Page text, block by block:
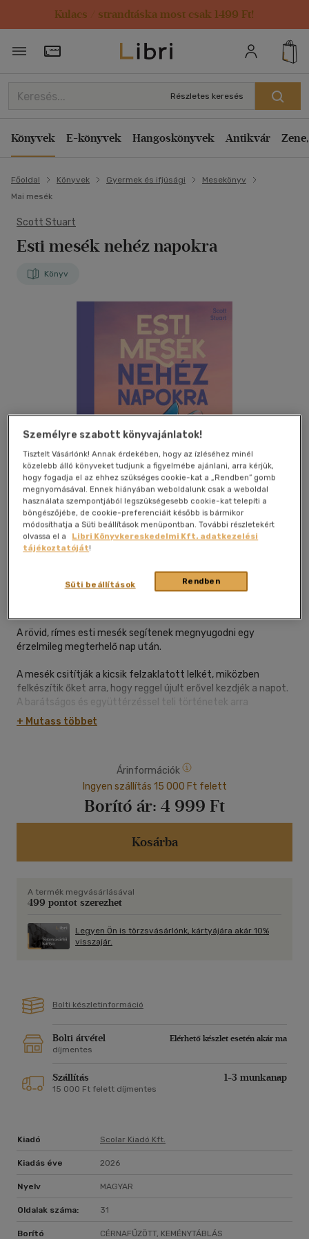
Kulacs / strandtáska most csak 1499 Ft!
Törzsvásárlói Kártya adatai
Részletes keresés
Könyvek E-könyvek Hangoskönyvek Antikvár
Főoldal Könyvek Gyermek és ifjúsági
Mesekönyv
Mai mesék
Scott Stuart
Esti mesék nehéz napokra
Könyv
Kívánságlistához adom Megosztom
Scolar Kiadó Kft.|2026|magyar nyelvű|cérnafűzött,
A rövid, rímes esti mesék segítenek megnyugodni egy
érzelmileg megterhelő nap után.
A mesék csitítják a kicsik felzaklatott lelkét, miközben
felkészítik őket arra, hogy reggel újult erővel kezdjék a napot.
A barátságos és együttérzéssel teli történetek arra
ösztönzik a gyerekeket, hogy visszatekintsenek az átélt
napra, majd elengedjék azt, és ellazulva hajtsák álomra a
A mesegyűjteményt Scott Stuart TikTok- és Instagram-
sorozatának elsöprő sikere ihlette.
+ Mutass többet
Árinformációk
Ingyen szállítás 15 000 Ft felett
Borító ár: 4 999 Ft
Kosárba
A termék megvásárlásával
499 pontot szerezhet
Legyen Ön is törzsvásárlónk, kártyájára akár 10%
visszajár.
Bolti készletinformáció
Bolti átvétel
Elérhető készlet esetén akár ma
díjmentes
Szállítás 1-3 munkanap
15 000 Ft felett díjmentes
Kiadó Scolar Kiadó Kft.
Kiadás éve 2026
Nyelv MAGYAR
Oldalak száma: 31
Borító CÉRNAFŰZÖTT, KEMÉNYTÁBLÁS
Személyre szabott könyvajánlatok!
Tisztelt Vásárlónk! Annak érdekében, hogy az ízléséhez minél
közelebb álló könyveket tudjunk a figyelmébe ajánlani, arra kérjük,
hogy fogadja el az ehhez szükséges cookie-kat a „Rendben” gomb
megnyomásával. Ennek hiányában weboldalunk csak a weboldal
használata szempontjából legszükségesebb cookie-kat telepíti a
böngészőjébe, de cookie-preferenciáit később is bármikor
módosíthatja a Süti beállítások menüpontban. További részletekért
olvassa el a
Libri Könyvkereskedelmi Kft. adatkezelési
tájékoztatóját!
Rendben
Süti beállítások